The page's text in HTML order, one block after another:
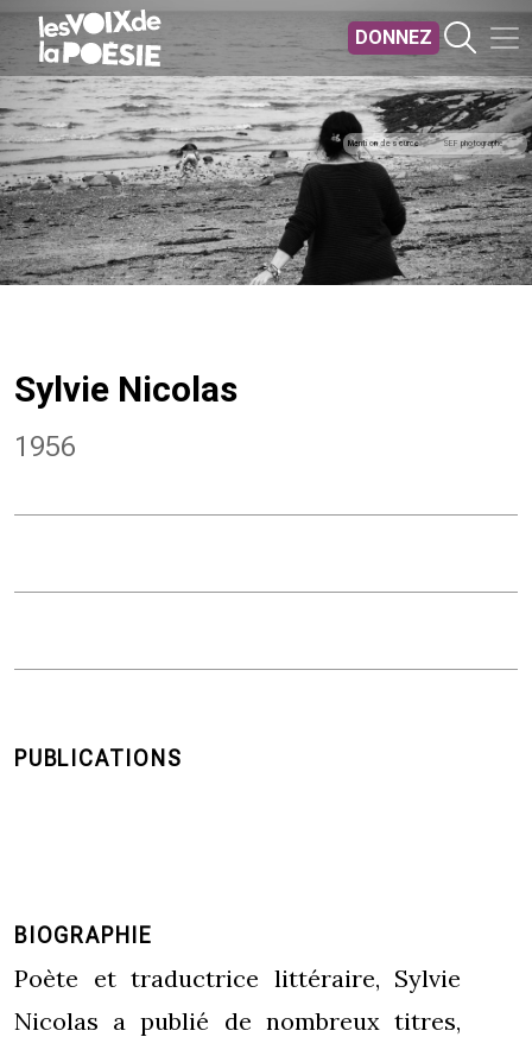
Aller au contenu principal
DONNEZ
Sylvie Nicolas
1956
Mention de source SEF photographe
BIOGRAPHIE
Poète et traductrice littéraire, Sylvie
Nicolas a publié de nombreux titres,
PUBLICATIONS